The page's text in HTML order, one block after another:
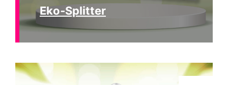
Eko‑Splitter